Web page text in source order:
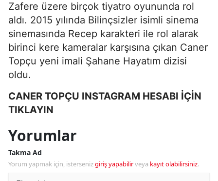
Zafere üzere birçok tiyatro oyununda rol
aldı. 2015 yılında Bilinçsizler isimli sinema
sinemasında Recep karakteri ile rol alarak
birinci kere kameralar karşısına çıkan Caner
Topçu yeni imali Şahane Hayatım dizisi
oldu.
CANER TOPÇU INSTAGRAM HESABI İÇİN
TIKLAYIN
Yorumlar
Takma Ad
Yorum yapmak için, istersenizgiriş yapabilirveya kayıt olabilirsiniz.